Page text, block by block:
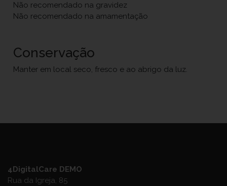
Não recomendado na gravidez
Não recomendado na amamentação
Conservação
Manter em local seco, fresco e ao abrigo da luz.
4DigitalCare DEMO
Rua da Igreja, 85